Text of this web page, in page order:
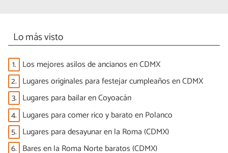
Lo más visto
1. Los mejores asilos de ancianos en CDMX
2. Lugares originales para festejar cumpleaños en CDMX
3. Lugares para bailar en Coyoacán
4. Lugares para comer rico y barato en Polanco
5. Lugares para desayunar en la Roma (CDMX)
6. Bares en la Roma Norte baratos (CDMX)